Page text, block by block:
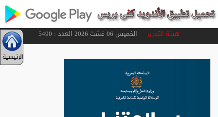
هيئة التحريرالخميس 06 غشت 2026 العدد : 5490
الرئيسية